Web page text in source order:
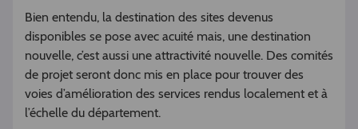
Bien entendu, la destination des sites devenus
disponibles se pose avec acuité mais, une destination
nouvelle, c’est aussi une attractivité nouvelle. Des comités
de projet seront donc mis en place pour trouver des
voies d’amélioration des services rendus localement et à
l’échelle du département.